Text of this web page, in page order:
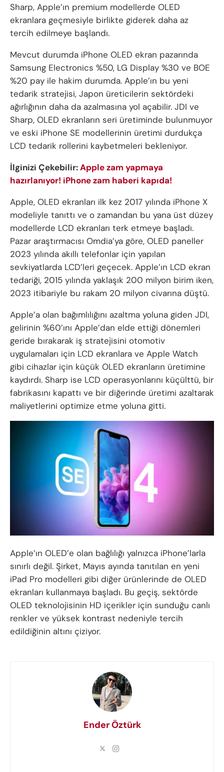
Sharp, Apple’ın premium modellerde OLED
ekranlara geçmesiyle birlikte giderek daha az
tercih edilmeye başlandı.
Mevcut durumda iPhone OLED ekran pazarında
Samsung Electronics %50, LG Display %30 ve BOE
%20 pay ile hakim durumda. Apple’ın bu yeni
tedarik stratejisi, Japon üreticilerin sektördeki
ağırlığının daha da azalmasına yol açabilir. JDI ve
Sharp, OLED ekranların seri üretiminde bulunmuyor
ve eski iPhone SE modellerinin üretimi durdukça
LCD tedarik rollerini kaybetmeleri bekleniyor.
İlginizi Çekebilir:Apple zam yapmaya
hazırlanıyor! iPhone zam haberi kapıda!
Apple, OLED ekranları ilk kez 2017 yılında iPhone X
modeliyle tanıttı ve o zamandan bu yana üst düzey
modellerde LCD ekranları terk etmeye başladı.
Pazar araştırmacısı Omdia’ya göre, OLED paneller
2023 yılında akıllı telefonlar için yapılan
sevkiyatlarda LCD’leri geçecek. Apple’ın LCD ekran
tedariği, 2015 yılında yaklaşık 200 milyon birim iken,
2023 itibariyle bu rakam 20 milyon civarına düştü.
Apple’a olan bağımlılığını azaltma yoluna giden JDI,
gelirinin %60’ını Apple’dan elde ettiği dönemleri
geride bırakarak iş stratejisini otomotiv
uygulamaları için LCD ekranlara ve Apple Watch
gibi cihazlar için küçük OLED ekranların üretimine
kaydırdı. Sharp ise LCD operasyonlarını küçülttü, bir
fabrikasını kapattı ve bir diğerinde üretimi azaltarak
maliyetlerini optimize etme yoluna gitti.
Apple’ın OLED’e olan bağlılığı yalnızca iPhone’larla
sınırlı değil. Şirket, Mayıs ayında tanıtılan en yeni
iPad Pro modelleri gibi diğer ürünlerinde de OLED
ekranları kullanmaya başladı. Bu geçiş, sektörde
OLED teknolojisinin HD içerikler için sunduğu canlı
renkler ve yüksek kontrast nedeniyle tercih
edildiğinin altını çiziyor.
Ender Öztürk